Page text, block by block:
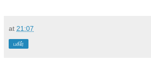
at 21:07
பகிர்